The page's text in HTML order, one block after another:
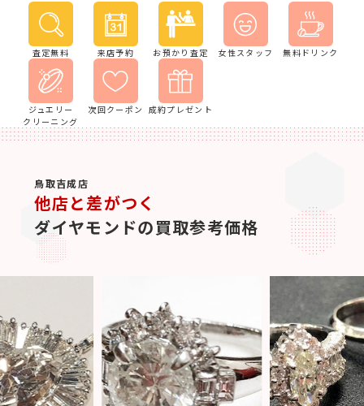
査定無料 来店予約 お預かり査定 女性スタッフ 無料ドリンク
ジュエリー
クリーニング
次回クーポン 成約プレゼント
鳥取吉成店
他店と差がつく
ダイヤモンドの買取参考価格